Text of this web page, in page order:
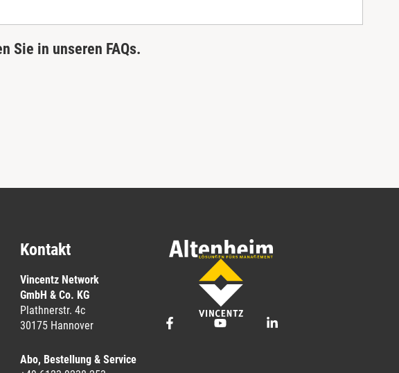
Sie in unseren FAQs.
Kontakt
Vincentz Network
GmbH & Co. KG
Plathnerstr. 4c
30175 Hannover
Abo, Bestellung & Service